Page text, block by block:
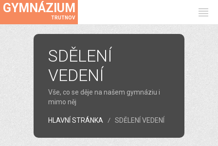
GYMNÁZIUM
TRUTNOV
SDĚLENÍ
VEDENÍ
Vše, co se děje na našem gymnáziu i
mimo něj
HLAVNÍ STRÁNKA SDĚLENÍ VEDENÍ